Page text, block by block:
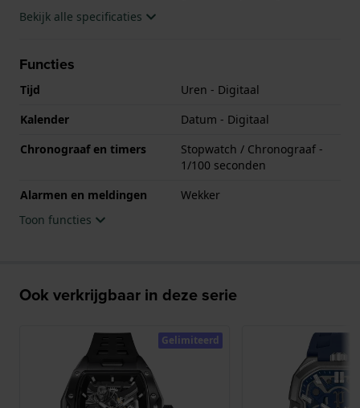
Bekijk alle specificaties
Functies
Tijd
Uren - Digitaal
Kalender
Datum - Digitaal
Chronograaf en timers
Stopwatch / Chronograaf -
1/100 seconden
Alarmen en meldingen
Wekker
Toon functies
Ook verkrijgbaar in deze serie
Gelimiteerd